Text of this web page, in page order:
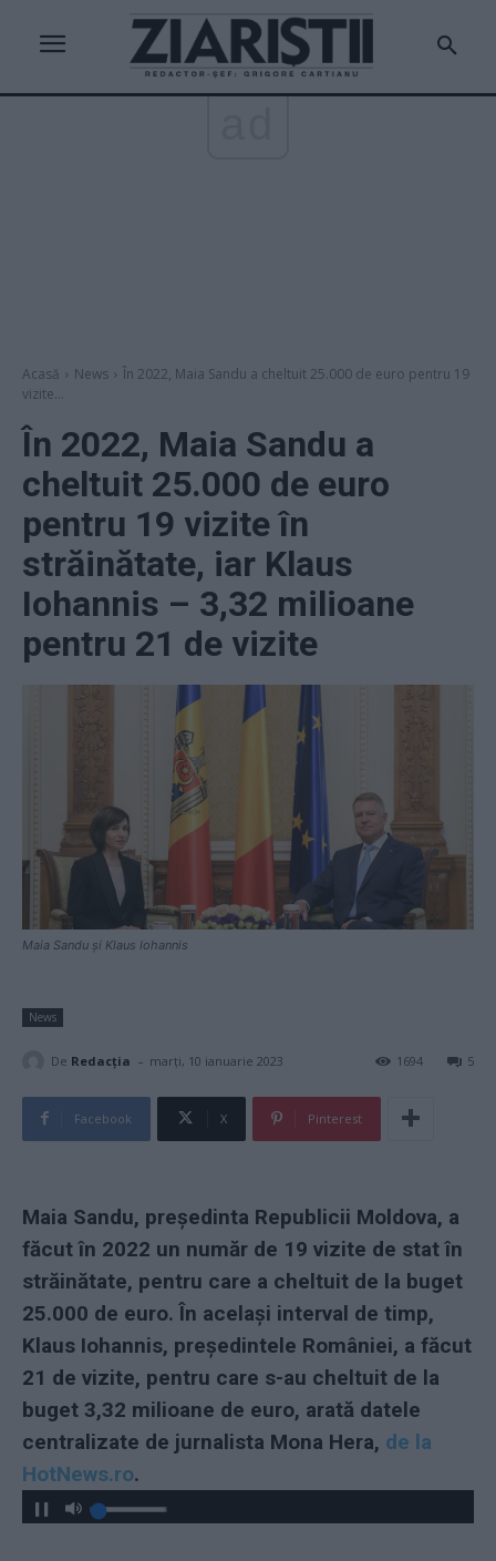
Acasă News
În 2022, Maia Sandu a cheltuit 25.000 de euro pentru 19
vizite...
În 2022, Maia Sandu a
cheltuit 25.000 de euro
pentru 19 vizite în
străinătate, iar Klaus
Iohannis – 3,32 milioane
pentru 21 de vizite
Maia Sandu și Klaus Iohannis
News
De Redacţia - marți, 10 ianuarie 2023 5
1694
Facebook X Pinterest
Maia Sandu, președinta Republicii Moldova, a
făcut în 2022 un număr de 19 vizite de stat în
străinătate, pentru care a cheltuit de la buget
25.000 de euro. În același interval de timp,
Klaus Iohannis, președintele României, a făcut
21 de vizite, pentru care s-au cheltuit de la
buget 3,32 milioane de euro, arată datele
centralizate de jurnalista Mona Hera, de la
HotNews.ro.